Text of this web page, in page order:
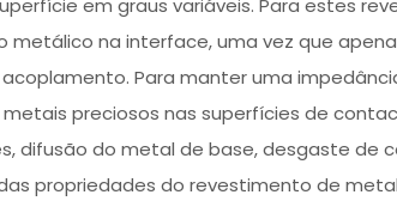
em graus variáveis. Para estes
na interface, uma vez que
Para manter uma
preciosos nas superfícies de
difusão do metal de base, desgaste de
propriedades do revestimento de